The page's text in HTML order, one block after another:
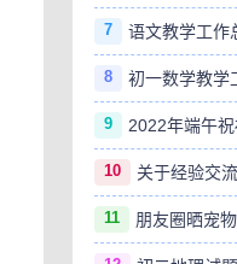
7 语文教学工作
8 初一数学教学
9 2022年端午
10 关于经验交
11 朋友圈晒宠